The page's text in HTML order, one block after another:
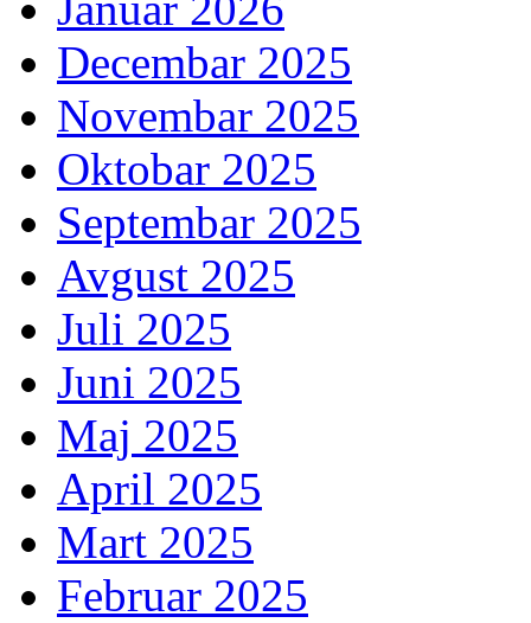
Decembar 2025
Novembar 2025
Oktobar 2025
Septembar 2025
Avgust 2025
Juli 2025
Juni 2025
Maj 2025
April 2025
Mart 2025
Februar 2025